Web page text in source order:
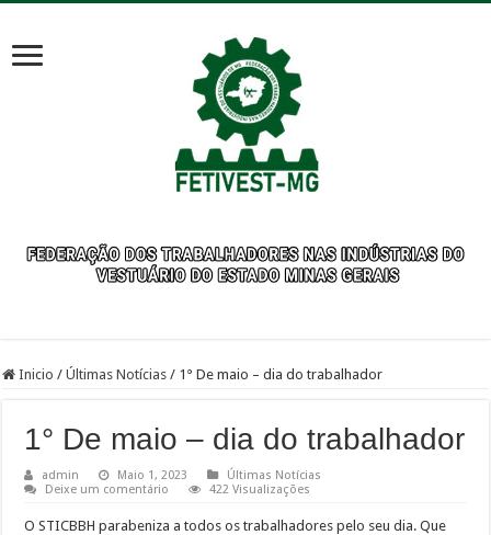
Inicio / Últimas Notícias / 1° De maio – dia do trabalhador
1° De maio – dia do trabalhador
admin Maio 1, 2023
Últimas Notícias
Deixe um comentário
422 Visualizações
O STICBBH parabeniza a todos os trabalhadores pelo seu dia. Que